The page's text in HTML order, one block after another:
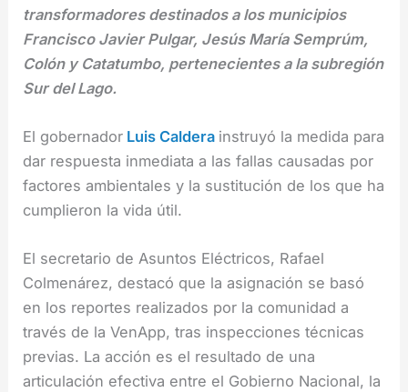
transformadores destinados a los municipios
Francisco Javier Pulgar, Jesús María Semprúm,
Colón y Catatumbo, pertenecientes a la subregión
Sur del Lago.
El gobernador Luis Caldera instruyó la medida para
dar respuesta inmediata a las fallas causadas por
factores ambientales y la sustitución de los que ha
cumplieron la vida útil.
El secretario de Asuntos Eléctricos, Rafael
Colmenárez, destacó que la asignación se basó
en los reportes realizados por la comunidad a
través de la VenApp, tras inspecciones técnicas
previas. La acción es el resultado de una
articulación efectiva entre el Gobierno Nacional, la